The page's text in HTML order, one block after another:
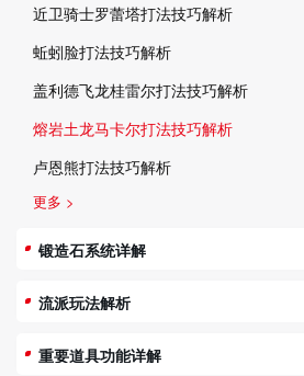
近卫骑士罗蕾塔打法技巧解析
蚯蚓脸打法技巧解析
盖利德飞龙桂雷尔打法技巧解析
熔岩土龙马卡尔打法技巧解析
卢恩熊打法技巧解析
更多 >
锻造石系统详解
流派玩法解析
重要道具功能详解